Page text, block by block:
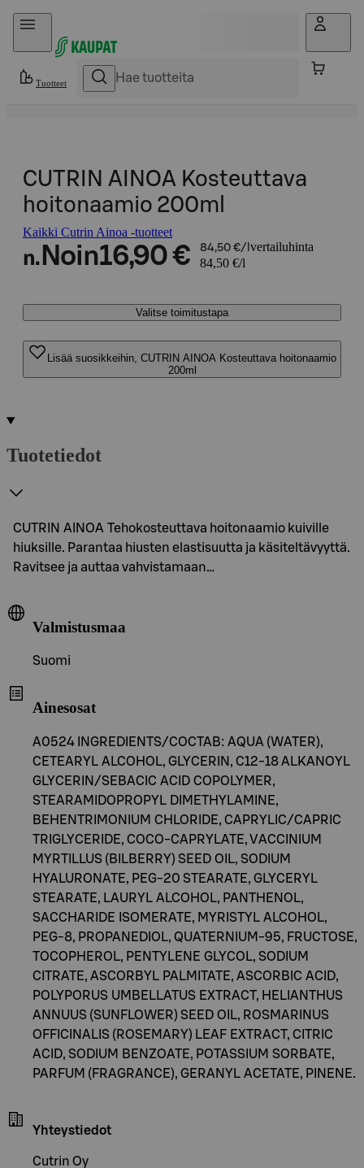
Hyppää sisältöön
Tuotteet
CUTRIN AINOA Kosteuttava
hoitonaamio 200ml
Kaikki Cutrin Ainoa -tuotteet
n. Noin16,90 € 84,50 €/l vertailuhinta
84,50 €/l
Valitse toimitustapa
Lisää suosikkeihin, CUTRIN AINOA Kosteuttava hoitonaamio
200ml
Tuotetiedot
CUTRIN AINOA Tehokosteuttava hoitonaamio kuiville
hiuksille. Parantaa hiusten elastisuutta ja käsiteltävyyttä.
Ravitsee ja auttaa vahvistamaan…
Valmistusmaa
Suomi
Ainesosat
A0524 INGREDIENTS/COCTAB: AQUA (WATER),
CETEARYL ALCOHOL, GLYCERIN, C12-18 ALKANOYL
GLYCERIN/SEBACIC ACID COPOLYMER,
STEARAMIDOPROPYL DIMETHYLAMINE,
BEHENTRIMONIUM CHLORIDE, CAPRYLIC/CAPRIC
TRIGLYCERIDE, COCO-CAPRYLATE, VACCINIUM
MYRTILLUS (BILBERRY) SEED OIL, SODIUM
HYALURONATE, PEG-20 STEARATE, GLYCERYL
STEARATE, LAURYL ALCOHOL, PANTHENOL,
SACCHARIDE ISOMERATE, MYRISTYL ALCOHOL,
PEG-8, PROPANEDIOL, QUATERNIUM-95, FRUCTOSE,
TOCOPHEROL, PENTYLENE GLYCOL, SODIUM
CITRATE, ASCORBYL PALMITATE, ASCORBIC ACID,
POLYPORUS UMBELLATUS EXTRACT, HELIANTHUS
ANNUUS (SUNFLOWER) SEED OIL, ROSMARINUS
OFFICINALIS (ROSEMARY) LEAF EXTRACT, CITRIC
ACID, SODIUM BENZOATE, POTASSIUM SORBATE,
PARFUM (FRAGRANCE), GERANYL ACETATE, PINENE.
Yhteystiedot
Cutrin Oy